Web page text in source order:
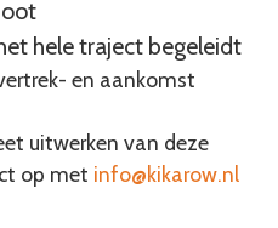
hele traject begeleidt
en aankomst
uitwerken van deze
op met info@kikarow.nl